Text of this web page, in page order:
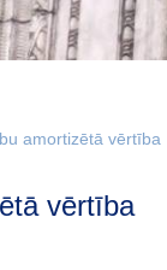
amortizētā vērtība
vērtība